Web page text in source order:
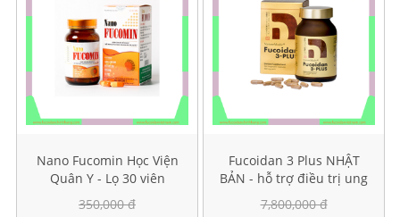
Nano Fucomin Học Viện
Quân Y - Lọ 30 viên
350,000 đ
Fucoidan 3 Plus NHẬT
BẢN - hỗ trợ điều trị ung
thư, tăng sức đề kháng
7,800,000 đ